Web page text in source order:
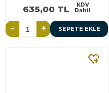
635,00 TL
KDV
Dahil
- + SEPETE EKLE